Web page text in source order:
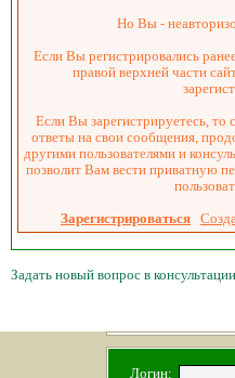
Но Вы -
Если Вы регистрировались
правой верхней части
Если Вы зарегистрируетесь,
ответы на свои сообщения,
другими пользователями и
позволит Вам вести приватную
Зарегистрироваться
Задать новый вопрос в
Логин: